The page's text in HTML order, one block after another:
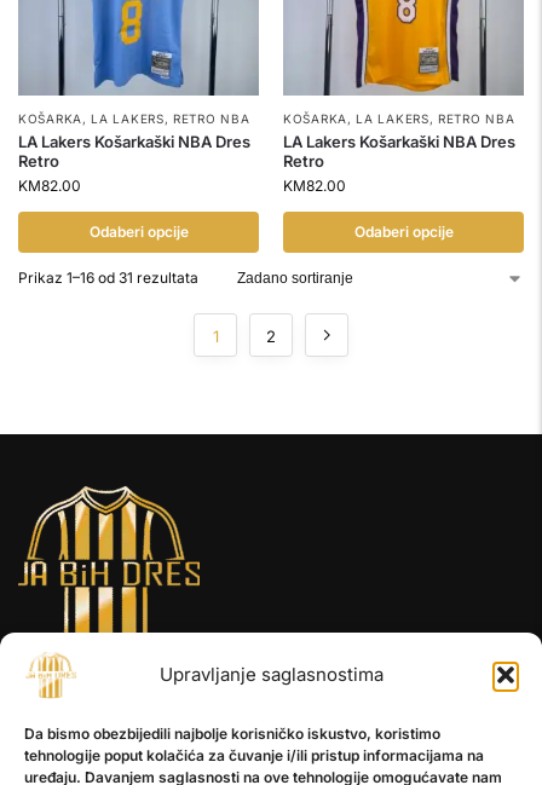
Upravljanje saglasnostima
Da bismo obezbijedili najbolje korisničko iskustvo, koristimo
tehnologije poput kolačića za čuvanje i/ili pristup informacijama na
uređaju. Davanjem saglasnosti na ove tehnologije omogućavate nam
KOŠARKA ,LA LAKERS,RETRO NBA
LA Lakers Košarkaški NBA Dres
Retro
KM82.00
Odaberi opcije
KOŠARKA ,LA LAKERS,RETRO NBA
LA Lakers Košarkaški NBA Dres
Retro
KM82.00
Odaberi opcije
Prikaz 1–16 od 31 rezultata
1 2
INFORMACIJE
O nama
Kontakt